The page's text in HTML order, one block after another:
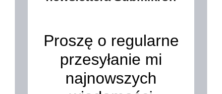
Proszę o regularne
przesyłanie mi
najnowszych